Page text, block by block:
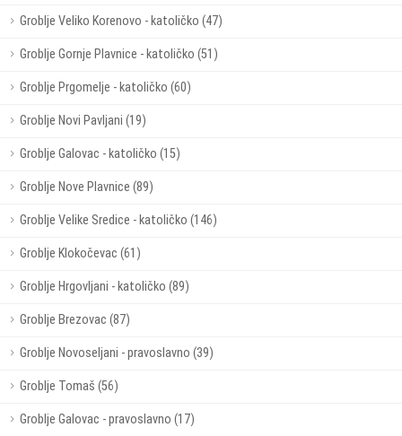
Groblje Veliko Korenovo - katoličko (47)
Groblje Gornje Plavnice - katoličko (51)
Groblje Prgomelje - katoličko (60)
Groblje Novi Pavljani (19)
Groblje Galovac - katoličko (15)
Groblje Nove Plavnice (89)
Groblje Velike Sredice - katoličko (146)
Groblje Klokočevac (61)
Groblje Hrgovljani - katoličko (89)
Groblje Brezovac (87)
Groblje Novoseljani - pravoslavno (39)
Groblje Tomaš (56)
Groblje Galovac - pravoslavno (17)